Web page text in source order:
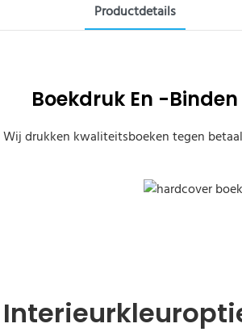
Productdetails
Boekdruk En -binden
drukken kwaliteitsboeken tegen